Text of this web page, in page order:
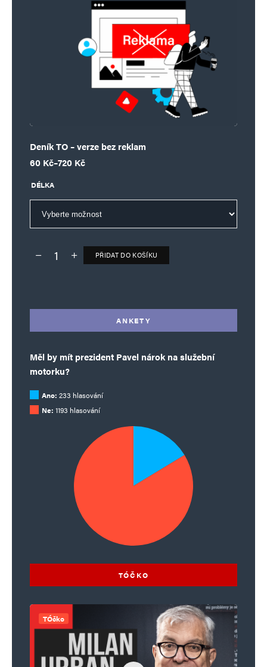
Deník TO – verze bez reklam
60 Kč–720 Kč
Rozpětí cen: 60 Kč až 720 Kč
DÉLKA
Deník TO – verze bez reklam množství
PŘIDAT DO KOŠÍKU
ANKETY
Měl by mít prezident Pavel nárok na služební
motorku?
Ano: 233 hlasování
Ne: 1193 hlasování
TÓČKO
TÓčko